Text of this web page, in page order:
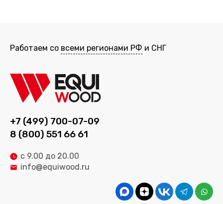
Работаем со всеми регионами РФ и СНГ
+7 (499) 700-07-09
8 (800) 551 66 61
с 9.00 до 20.00
info@equiwood.ru